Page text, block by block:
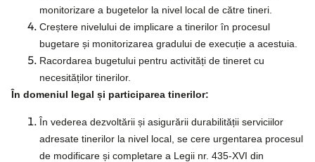
monitorizare a bugetelor la nivel local de către tineri.
Creștere nivelului de implicare a tinerilor în procesul
bugetare și monitorizarea gradului de execuție a acestuia.
Racordarea bugetului pentru activități de tineret cu
necesităților tinerilor.
În domeniul legal și participarea tinerilor:
În vederea dezvoltării și asigurării durabilității serviciilor
adresate tinerilor la nivel local, se cere urgentarea procesul
de modificare și completare a Legii nr. 435-XVI din